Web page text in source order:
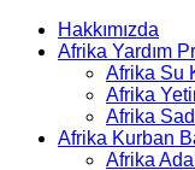
Hakkımızda
Afrika Yardım
Afrika Su
Afrika
Afrika
Afrika Kurban
Afrika